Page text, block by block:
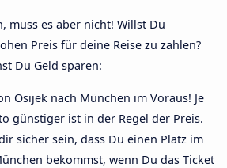
muss es aber nicht! Willst Du
Preis für deine Reise zu zahlen?
Du Geld sparen:
Osijek nach München im Voraus! Je
günstiger ist in der Regel der Preis.
sicher sein, dass Du einen Platz im
bekommst, wenn Du das Ticket